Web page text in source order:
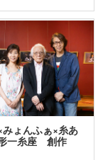
ょんふぁ×糸あ
一糸座 創作